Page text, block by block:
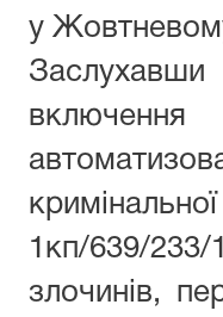
у
1кп/639/
злочинів,